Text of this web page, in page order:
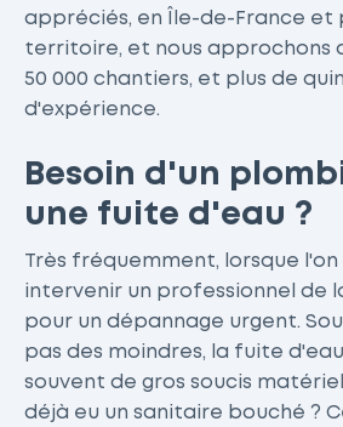
appréciés, en Île-de-France et
territoire, et nous approchons
50 000 chantiers, et plus de
d'expérience.
Besoin d'un
une fuite d'eau ?
Très fréquemment, lorsque
intervenir un professionnel de
pour un dépannage urgent.
pas des moindres, la fuite
souvent de gros soucis
déjà eu un sanitaire bouché ?